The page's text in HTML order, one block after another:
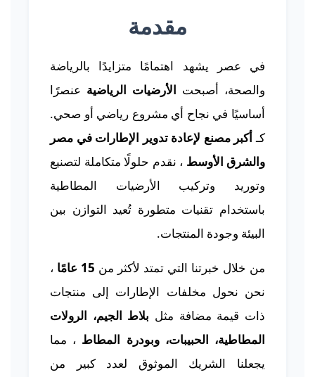
مقدمة
في عصر يشهد اهتمامًا متزايدًا بالرياضة
والصحة، أصبحت الأرضيات الرياضية عنصرًا
أساسيًا في نجاح أي مشروع رياضي أو صحي.
كـأكبر مصنع لإعادة تدوير الإطارات في مصر
والشرق الأوسط ، نقدم حلولًا متكاملة لتصنيع
وتوريد وتركيب الأرضيات المطاطية
باستخدام تقنيات متطورة تُعيد التوازن بين
البيئة وجودة المنتجات.
من خلال خبرتنا التي تمتد لأكثر من 15 عامًا
،
نحن نحول مخلفات الإطارات إلى منتجات
ذات قيمة مضافة مثل بلاط الجيم، الرولات
المطاطية، الحبيبات، وبودرة المطاط ، مما
يجعلنا الشريك الموثوق لعدد كبير من